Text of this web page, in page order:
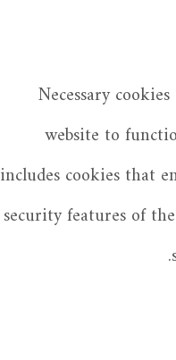
Necessary
website to
includes cookies that
security features of